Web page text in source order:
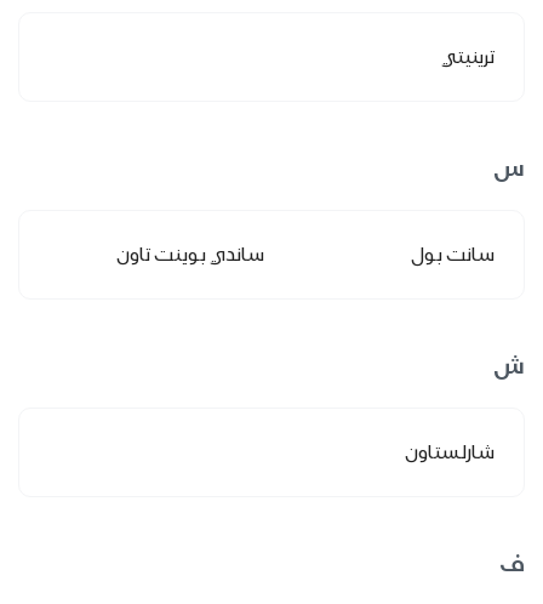
ترينيتي
س
سانت بول ساندي بوينت تاون
ش
شارلستاون
ف